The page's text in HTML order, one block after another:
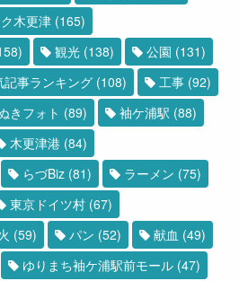
木更津 (165)
観光 (138) 公園 (131)
記事ランキング (108) 工事 (92)
きフォト (89) 袖ケ浦駅 (88)
木更津港 (84)
らづBiz (81) ラーメン (75)
東京ドイツ村 (67)
(59) パン (52) 献血 (49)
ゆりまち袖ケ浦駅前モール (47)